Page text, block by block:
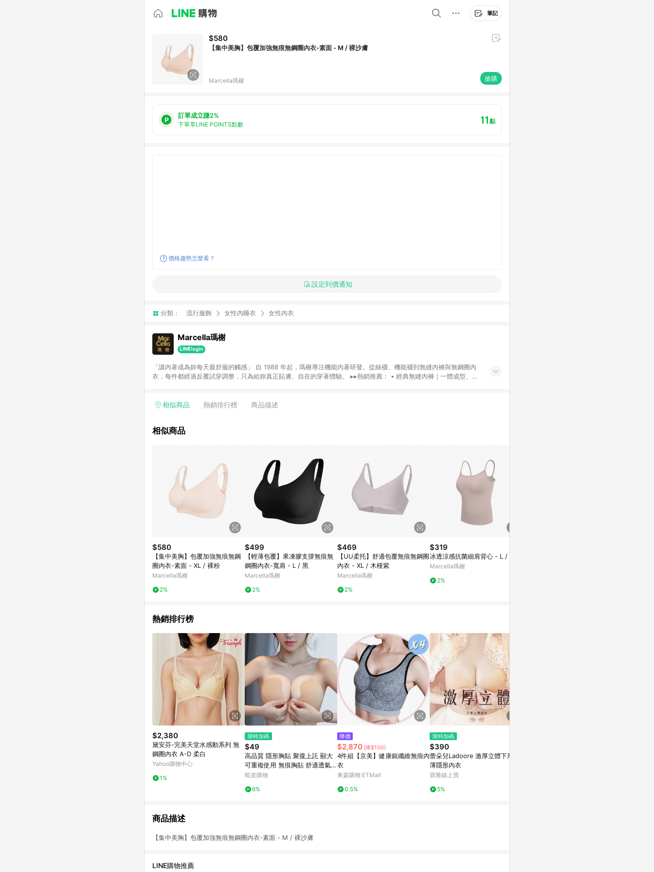
筆記
$580
【集中美胸】包覆加強無痕無鋼圈內衣-素面 - M / 裸沙膚
Marcella瑪榭 搶購
訂單成立賺2%
下單享LINE POINTS點數 11點
價格趨勢怎麼看？
設定到價通知
分類： 流行服飾 女性內睡衣 女性內衣
Marcella瑪榭
「讓內著成為妳每天最舒服的觸感」 自 1988 年起，瑪榭專注機能內著研發。從絲襪、機能襪到無縫內褲與無鋼圈內
衣，每件都經過反覆試穿調整，只為給妳真正貼膚、自在的穿著體驗。 ▸▸熱銷推薦： • 經典無縫內褲｜一體成型、透
完成結帳。點數將於廠商出貨後 60 天發放。 3.若有任何 LINE 點數回饋相關問題，請於下單後 7 日內聯繫客服。
相似商品 熱銷排行榜 商品描述
相似商品
$580
【集中美胸】包覆加強無痕無鋼
圈內衣-素面 - XL / 裸粉
Marcella瑪榭
2%
$499
【輕薄包覆】果凍膠支撐無痕無
鋼圈內衣-寬肩 - L / 黑
Marcella瑪榭
2%
$469
【UU柔托】舒適包覆無痕無鋼圈
內衣 - XL / 木槿紫
Marcella瑪榭
2%
$319
冰透涼感抗菌細肩背心 - L / 奶茶
Marcella瑪榭
2%
熱銷排行榜
$2,380
黛安芬-完美天堂水感動系列 無
鋼圈內衣 A-D 柔白
Yahoo購物中心
1%
限時加碼
$49
高品質 隱形胸貼 聚攏上託 顯大
可重複使用 無痕胸貼 舒適透氣
夏季 裙子專用 胸墊 乳貼 不露點
蝦皮購物
6%
降價
$2,870 (降$100)
4件組【京美】健康銀纖維無痕內
衣
東森購物 ETMall
0.5%
限時加碼
$390
蕾朵兒Ladoore 激厚立體下厚上
薄隱形內衣
寶雅線上買
5%
商品描述
【集中美胸】包覆加強無痕無鋼圈內衣-素面 - M / 裸沙膚
LINE購物推薦